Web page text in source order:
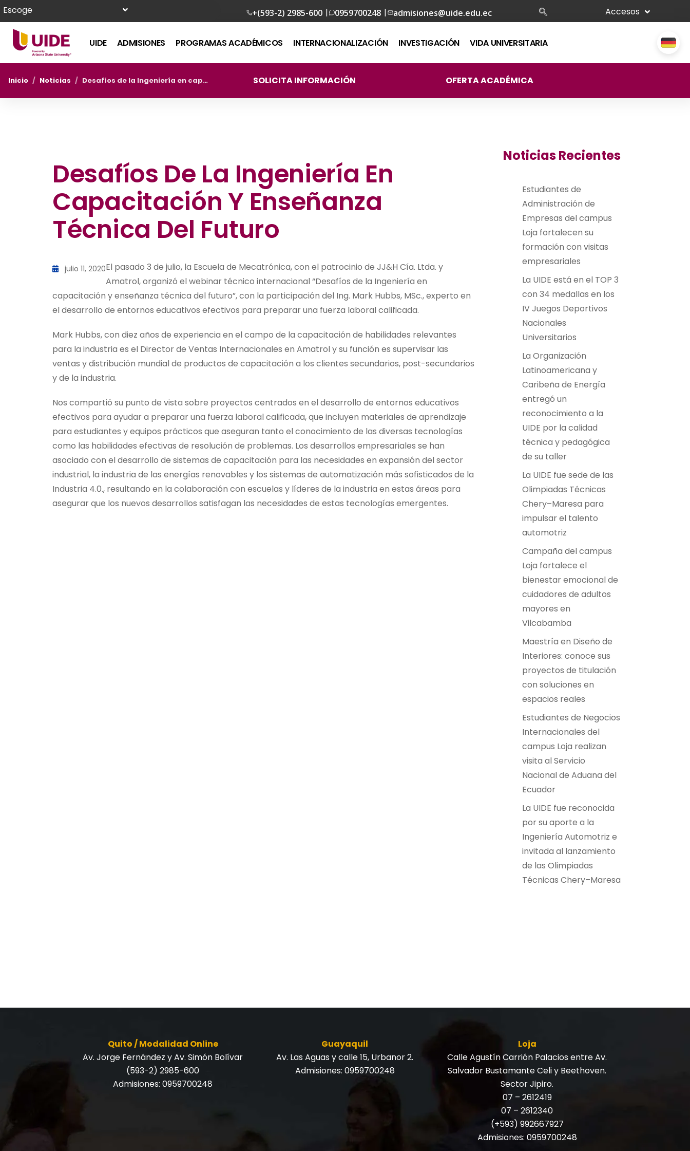
Escoge +(593-2) 2985-600 | 0959700248 | admisiones@uide.edu.ec Accesos
UIDE ADMISIONES PROGRAMAS ACADÉMICOS INTERNACIONALIZACIÓN INVESTIGACIÓN VIDA UNIVERSITARIA
Inicio / Noticias / Desafíos de la Ingeniería en capacitación y enseñanza técnica del futuro SOLICITA INFORMACIÓN OFERTA ACADÉMICA
Desafíos De La Ingeniería En
Capacitación Y Enseñanza
Técnica Del Futuro
julio 11, 2020El pasado 3 de julio, la Escuela de Mecatrónica, con el patrocinio de JJ&H Cía. Ltda. y
Amatrol, organizó el webinar técnico internacional “Desafíos de la Ingeniería en
capacitación y enseñanza técnica del futuro”, con la participación del Ing. Mark Hubbs, MSc., experto en
el desarrollo de entornos educativos efectivos para preparar una fuerza laboral calificada.
Mark Hubbs, con diez años de experiencia en el campo de la capacitación de habilidades relevantes
para la industria es el Director de Ventas Internacionales en Amatrol y su función es supervisar las
ventas y distribución mundial de productos de capacitación a los clientes secundarios, post-secundarios
y de la industria.
Nos compartió su punto de vista sobre proyectos centrados en el desarrollo de entornos educativos
efectivos para ayudar a preparar una fuerza laboral calificada, que incluyen materiales de aprendizaje
para estudiantes y equipos prácticos que aseguran tanto el conocimiento de las diversas tecnologías
como las habilidades efectivas de resolución de problemas. Los desarrollos empresariales se han
asociado con el desarrollo de sistemas de capacitación para las necesidades en expansión del sector
industrial, la industria de las energías renovables y los sistemas de automatización más sofisticados de la
Industria 4.0., resultando en la colaboración con escuelas y líderes de la industria en estas áreas para
asegurar que los nuevos desarrollos satisfagan las necesidades de estas tecnologías emergentes.
Noticias Recientes
Estudiantes de
Administración de
Empresas del campus
Loja fortalecen su
formación con visitas
empresariales
La UIDE está en el TOP 3
con 34 medallas en los
IV Juegos Deportivos
Nacionales
Universitarios
La Organización
Latinoamericana y
Caribeña de Energía
entregó un
reconocimiento a la
UIDE por la calidad
técnica y pedagógica
de su taller
La UIDE fue sede de las
Olimpiadas Técnicas
Chery–Maresa para
impulsar el talento
automotriz
Campaña del campus
Loja fortalece el
bienestar emocional de
cuidadores de adultos
mayores en
Vilcabamba
Maestría en Diseño de
Interiores: conoce sus
proyectos de titulación
con soluciones en
espacios reales
Estudiantes de Negocios
Internacionales del
campus Loja realizan
visita al Servicio
Nacional de Aduana del
Ecuador
La UIDE fue reconocida
por su aporte a la
Ingeniería Automotriz e
invitada al lanzamiento
de las Olimpiadas
Técnicas Chery–Maresa
Quito / Modalidad Online
Av. Jorge Fernández y Av. Simón Bolívar
(593-2) 2985-600
Admisiones:0959700248
Guayaquil
Av. Las Aguas y calle 15, Urbanor 2.
Admisiones: 0959700248
Loja
Calle Agustín Carrión Palacios entre Av.
Salvador Bustamante Celi y Beethoven.
Sector Jipiro.
07 – 2612419
07 – 2612340
(+593) 992667927
Admisiones: 0959700248